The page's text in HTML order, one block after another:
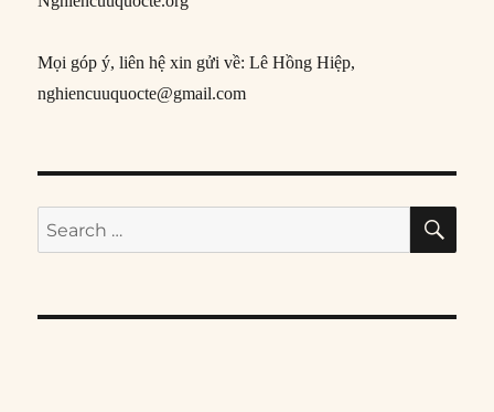
Mọi góp ý, liên hệ xin gửi về: Lê Hồng Hiệp,
nghiencuuquocte@gmail.com
Search
for: